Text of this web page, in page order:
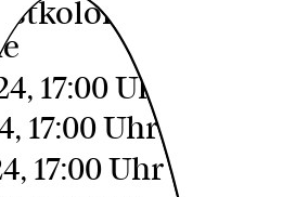
17:00 Uhr
17:00 Uhr
17:00 Uhr